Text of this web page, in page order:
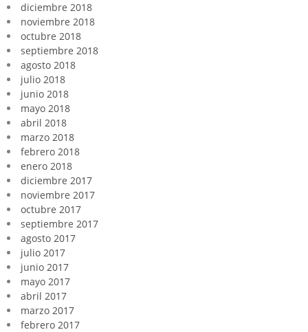
diciembre 2018
noviembre 2018
octubre 2018
septiembre 2018
agosto 2018
julio 2018
junio 2018
mayo 2018
abril 2018
marzo 2018
febrero 2018
enero 2018
diciembre 2017
noviembre 2017
octubre 2017
septiembre 2017
agosto 2017
julio 2017
junio 2017
mayo 2017
abril 2017
marzo 2017
febrero 2017